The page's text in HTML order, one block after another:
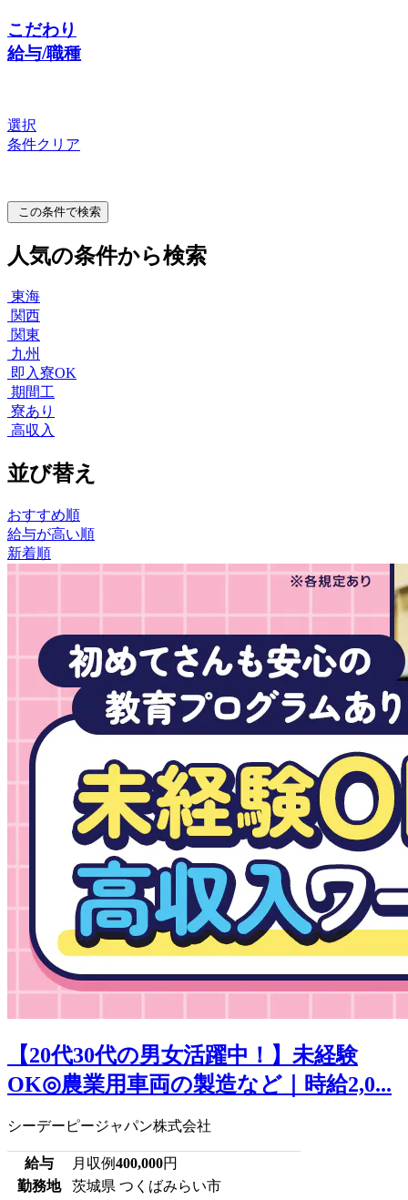
こだわり
給与/職種
選択
条件クリア
この条件で検索
人気の条件から検索
東海
関西
関東
九州
即入寮OK
期間工
寮あり
高収入
並び替え
おすすめ順
給与が高い順
新着順
【20代30代の男女活躍中！】未経験
OK◎農業用車両の製造など｜時給2,0...
シーデーピージャパン株式会社
給与 月収例400,000円
勤務地
茨城県 つくばみらい市